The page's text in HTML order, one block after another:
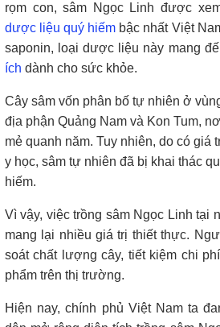
rọm con, sâm Ngọc Linh được
dược liệu quý hiếm bậc nhất Việt
saponin, loại dược liệu này mang
ích dành cho sức khỏe.
Cây sâm vốn phân bố tự nhiên ở
địa phận Quảng Nam và Kon Tum,
mẻ quanh năm. Tuy nhiên, do có giá
y học, sâm tự nhiên đã bị khai thác
hiếm.
Vì vậy, việc trồng sâm Ngọc Linh tại
mang lại nhiều giá trị thiết thực.
soát chất lượng cây, tiết kiệm chi
phẩm trên thị trường.
Hiện nay, chính phủ Việt Nam ta